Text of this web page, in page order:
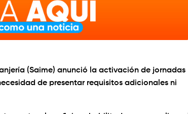
(Saime) anunció la activación de jornadas
de presentar requisitos adicionales ni